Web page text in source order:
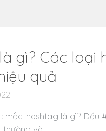
gì? Các loại
quả
mắc: hashtag là gì? Dấu